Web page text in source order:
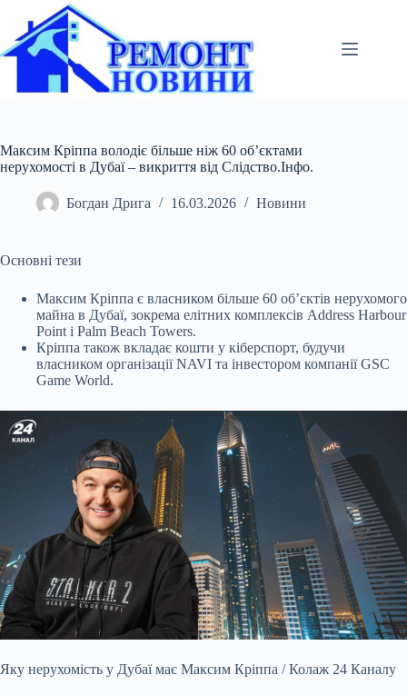
вмісту
Максим Кріппа володіє більше ніж 60 об’єктами
нерухомості в Дубаї – викриття від Слідство.Інфо.
Богдан Дрига 16.03.2026 Новини
Основні тези
Максим Кріппа є власником більше 60 об’єктів нерухомого
майна в Дубаї, зокрема елітних комплексів Address Harbour
Point і Palm Beach Towers.
Кріппа також вкладає кошти у кіберспорт, будучи
власником організації NAVI та інвестором компанії GSC
Game World.
Яку нерухомість у Дубаї має Максим Кріппа / Колаж 24 Каналу